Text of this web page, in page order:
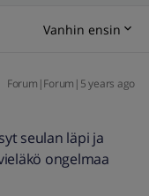
Vanhin ensin
Forum|Forum|5 years ago
seulan läpi ja
ongelmaa